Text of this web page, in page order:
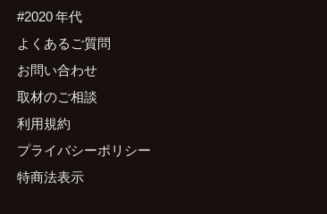
#2020 年代
よくあるご質問
お問い合わせ
取材のご相談
利用規約
プライバシーポリシー
特商法表示